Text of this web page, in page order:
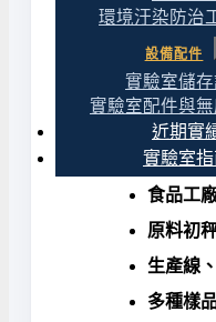
環境汙染防治
設備配件
實驗室儲
實驗室配件與
近期實
實驗室
實
(沒有 TW 內校配
適合什麼應
食品工
原料初
生產線
多種樣